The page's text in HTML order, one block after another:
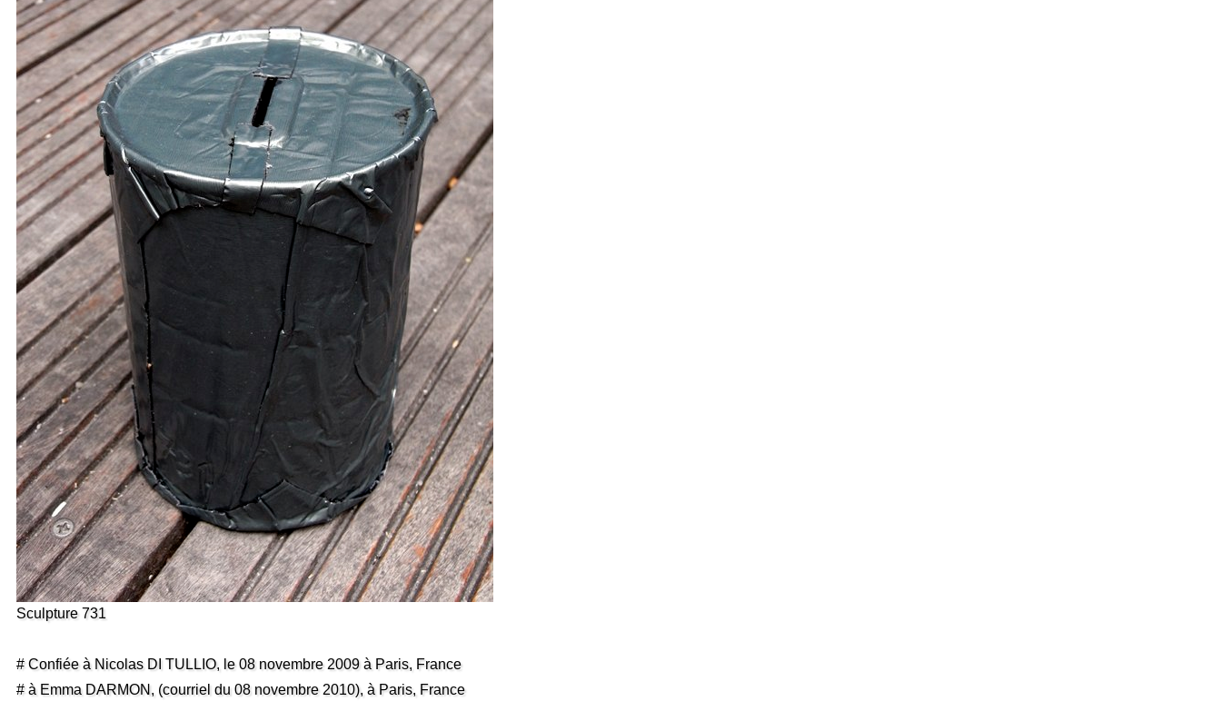
Sculpture 731
# Confiée à Nicolas DI TULLIO, le 08 novembre 2009 à Paris, France
# à Emma DARMON, (courriel du 08 novembre 2010), à Paris, France